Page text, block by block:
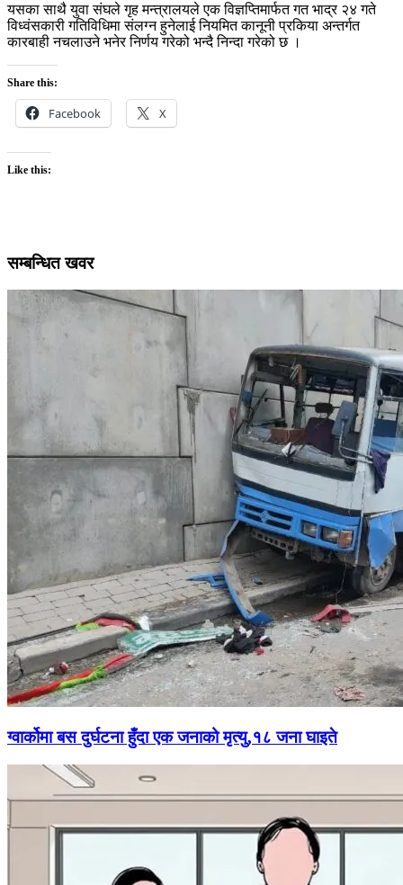
यसका साथै युवा संघले गृह मन्त्रालयले एक विज्ञप्तिमार्फत गत भाद्र २४ गते
विध्वंसकारी गतिविधिमा संलग्न हुनेलाई नियमित कानूनी प्रकिया अन्तर्गत
कारबाही नचलाउने भनेर निर्णय गरेको भन्दै निन्दा गरेको छ ।
Share this:
Facebook X
Like this:
सम्बन्धित खवर
ग्वार्कोमा बस दुर्घटना हुँदा एक जनाको मृत्यु,१८ जना घाइते